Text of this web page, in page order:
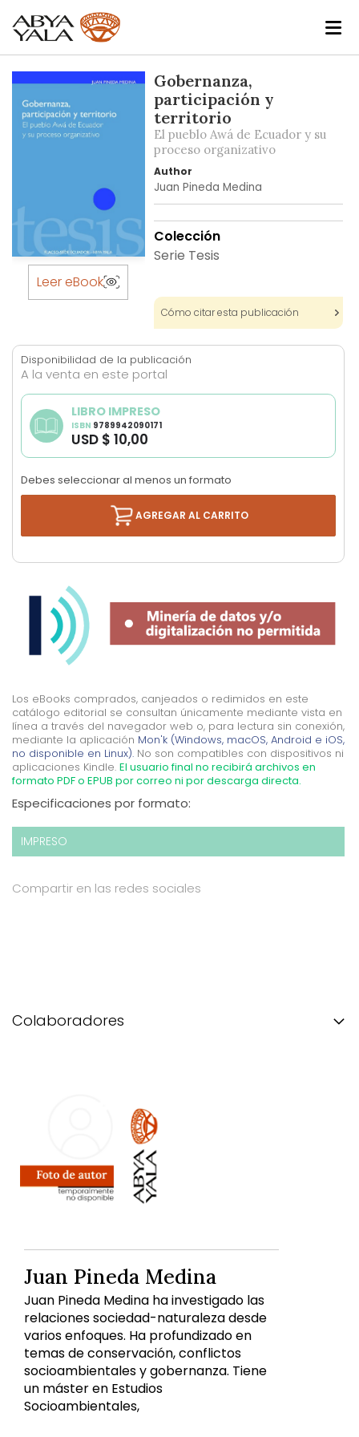
Skip
to
the
end
gallery
Skip
the
the
images
Leer eBook
Gobernanza,
participación y
territorio
El pueblo Awá de Ecuador y su
proceso organizativo
Author
Juan Pineda Medina
Colección
Serie Tesis
Cómo citar esta publicación
Disponibilidad de la publicación
A la venta en este portal
LIBRO IMPRESO
ISBN 9789942090171
USD $ 10,00
Debes seleccionar al menos un formato
AGREGAR AL CARRITO
Los eBooks comprados, canjeados o redimidos en este
catálogo editorial se consultan únicamente mediante vista en
línea a través del navegador web o, para lectura sin conexión,
mediante la aplicación Mon'k (Windows, macOS, Android e iOS,
no disponible en Linux). No son compatibles con dispositivos ni
aplicaciones Kindle. El usuario final no recibirá archivos en
formato PDF o EPUB por correo ni por descarga directa.
Especificaciones por formato:
IMPRESO
Compartir en las redes sociales
Colaboradores
Juan Pineda Medina
Juan Pineda Medina ha investigado las
relaciones sociedad-naturaleza desde
varios enfoques. Ha profundizado en
temas de conservación, conflictos
socioambientales y gobernanza. Tiene
un máster en Estudios
Socioambientales,